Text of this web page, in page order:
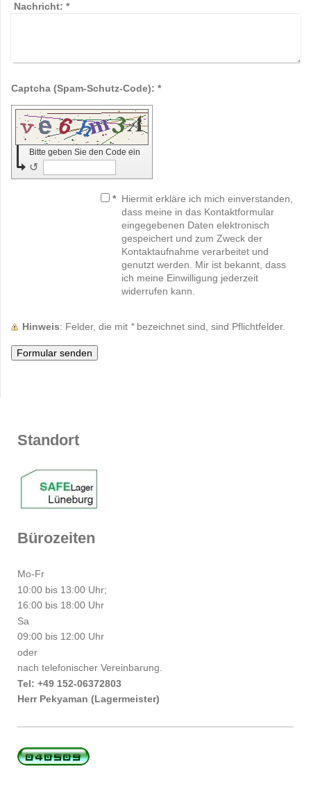
Nachricht: *
Captcha (Spam-Schutz-Code): *
Bitte geben Sie den Code ein
↺
* Hiermit erkläre ich mich einverstanden,
dass meine in das Kontaktformular
eingegebenen Daten elektronisch
gespeichert und zum Zweck der
Kontaktaufnahme verarbeitet und
genutzt werden. Mir ist bekannt, dass
ich meine Einwilligung jederzeit
widerrufen kann.
Hinweis : Felder, die mit *bezeichnet sind, sind Pflichtfelder.
Standort
Bürozeiten
Mo-Fr
10:00 bis 13:00 Uhr;
16:00 bis 18:00 Uhr
Sa
09:00 bis 12:00 Uhr
oder
nach telefonischer Vereinbarung.
Tel: +49 152-06372803
Herr Pekyaman (Lagermeister)